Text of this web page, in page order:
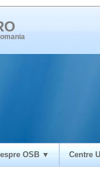
OSB ▼ Centre